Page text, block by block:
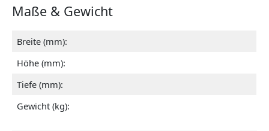
Maße & Gewicht
Breite (mm):
Höhe (mm):
Tiefe (mm):
Gewicht (kg):